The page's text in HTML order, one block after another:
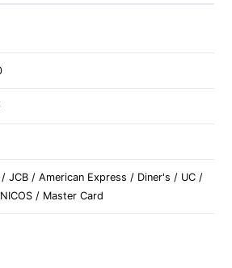
/ JCB / American Express / Diner's / UC /
/ Master Card